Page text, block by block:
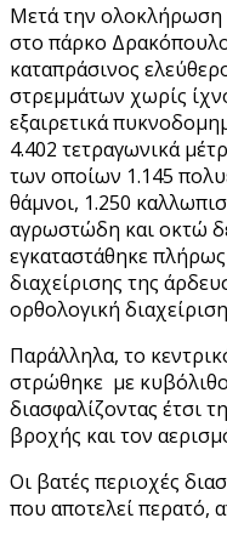
Μετά την ολοκλήρωση
στο πάρκο
καταπράσινος
στρεμμάτων χωρίς
εξαιρετικά
4.402 τετραγωνικά
των οποίων 1.145
θάμνοι, 1.250
αγρωστώδη και οκτώ
εγκαταστάθηκε
διαχείρισης της
ορθολογική
Παράλληλα, το
στρώθηκε με
διασφαλίζοντας έτσι
βροχής και τον
Οι βατές περιοχές
που αποτελεί περατό,